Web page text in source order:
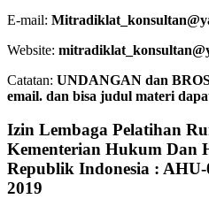
E-mail:
Website:
Catatan: UNDANGAN dan
email. dan bisa judul materi
Izin Lembaga Pelatihan
Kementerian Hukum Dan
Republik Indonesia :
2019